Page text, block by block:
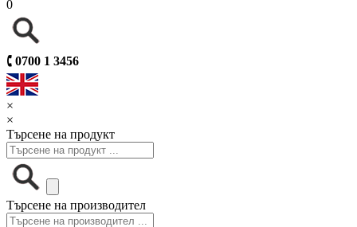
0
🕻 0700 1 3456
×
×
Търсене на продукт
Търсене на производител